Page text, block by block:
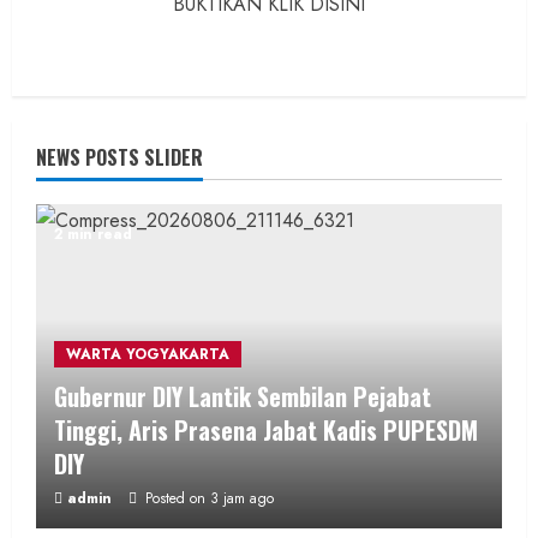
NEWS POSTS SLIDER
2 min read
WARTA YOGYAKARTA
Gubernur DIY Lantik Sembilan Pejabat
Tinggi, Aris Prasena Jabat Kadis PUPESDM
DIY
admin Posted on 3 jam ago